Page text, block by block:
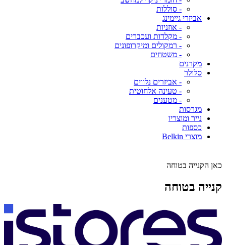
- סוללות
אביזרי גיימינג
- אוזניות
- מקלדות ועכברים
- רמקולים ומיקרופונים
- משטחים
מקרנים
סלולר
- אביזרים נלווים
- טעינה אלחוטית
- מטענים
מגרסות
נייר ומוצריו
כספות
מוצרי Belkin
כאן הקנייה בטוחה
קנייה בטוחה